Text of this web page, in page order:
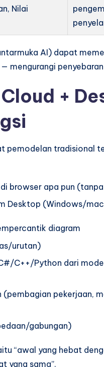
Nilai
AI) dapat
mengurangi
+
pemodelan tradisional
browser apa pun
Desktop (Windows/
diagram
urutan)
C++/Python dari
pekerjaan,
gabungan)
“awal yang hebat
yang sama”.